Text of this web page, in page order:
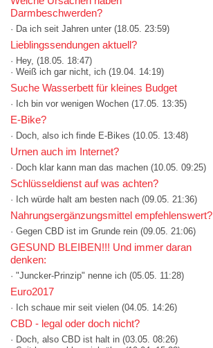
Darmbeschwerden?
· Da ich seit Jahren unter (18.05. 23:59)
Lieblingssendungen aktuell?
· Hey, (18.05. 18:47)
· Weiß ich gar nicht, ich (19.04. 14:19)
Suche Wasserbett für kleines Budget
· Ich bin vor wenigen Wochen (17.05. 13:35)
E-Bike?
· Doch, also ich finde E-Bikes (10.05. 13:48)
Urnen auch im Internet?
· Doch klar kann man das machen (10.05. 09:25)
Schlüsseldienst auf was achten?
· Ich würde halt am besten nach (09.05. 21:36)
Nahrungsergänzungsmittel empfehlenswert?
· Gegen CBD ist im Grunde rein (09.05. 21:06)
GESUND BLEIBEN!!! Und immer daran
denken:
· "Juncker-Prinzip" nenne ich (05.05. 11:28)
Euro2017
· Ich schaue mir seit vielen (04.05. 14:26)
CBD - legal oder doch nicht?
· Doch, also CBD ist halt in (03.05. 08:26)